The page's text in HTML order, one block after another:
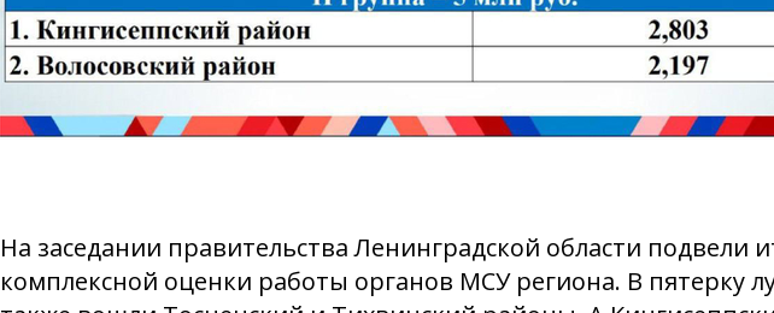
На заседании правительства Ленинградской области подвели
комплексной оценки работы органов МСУ региона. В пятерку